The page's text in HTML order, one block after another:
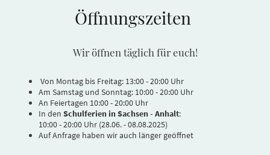
Öffnungszeiten
Wir öffnen täglich für euch!
Von Montag bis Freitag: 13:00 - 20:00 Uhr
Am Samstag und Sonntag: 10:00 - 20:00 Uhr
An Feiertagen 10:00 - 20:00 Uhr
In den Schulferien in Sachsen - Anhalt:
10:00 - 20:00 Uhr (28.06. - 08.08.2025)
Auf Anfrage haben wir auch länger geöffnet